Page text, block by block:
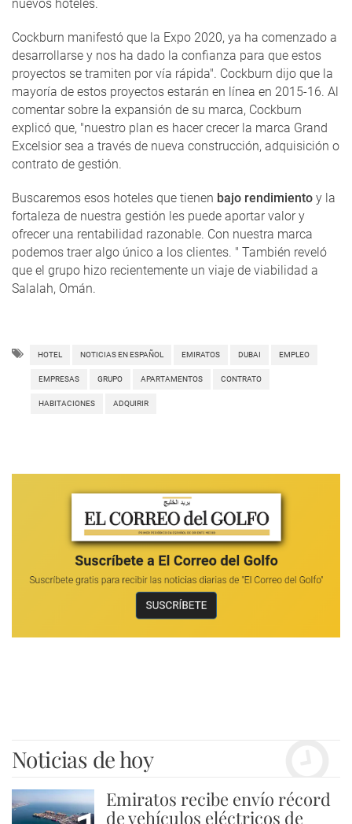
nuevos hoteles.
Cockburn manifestó que la Expo 2020, ya ha comenzado a
desarrollarse y nos ha dado la confianza para que estos
proyectos se tramiten por vía rápida". Cockburn dijo que la
mayoría de estos proyectos estarán en línea en 2015-16. Al
comentar sobre la expansión de su marca, Cockburn
explicó que, "nuestro plan es hacer crecer la marca Grand
Excelsior sea a través de nueva construcción, adquisición o
contrato de gestión.
Buscaremos esos hoteles que tienen bajo rendimiento y la
fortaleza de nuestra gestión les puede aportar valor y
ofrecer una rentabilidad razonable. Con nuestra marca
podemos traer algo único a los clientes. " También reveló
que el grupo hizo recientemente un viaje de viabilidad a
Salalah, Omán.
HOTEL NOTICIAS EN ESPAÑOL EMIRATOS DUBAI EMPLEO
EMPRESAS GRUPO APARTAMENTOS CONTRATO
HABITACIONES ADQUIRIR
Noticias de hoy
Emiratos recibe envío récord
de vehículos eléctricos de